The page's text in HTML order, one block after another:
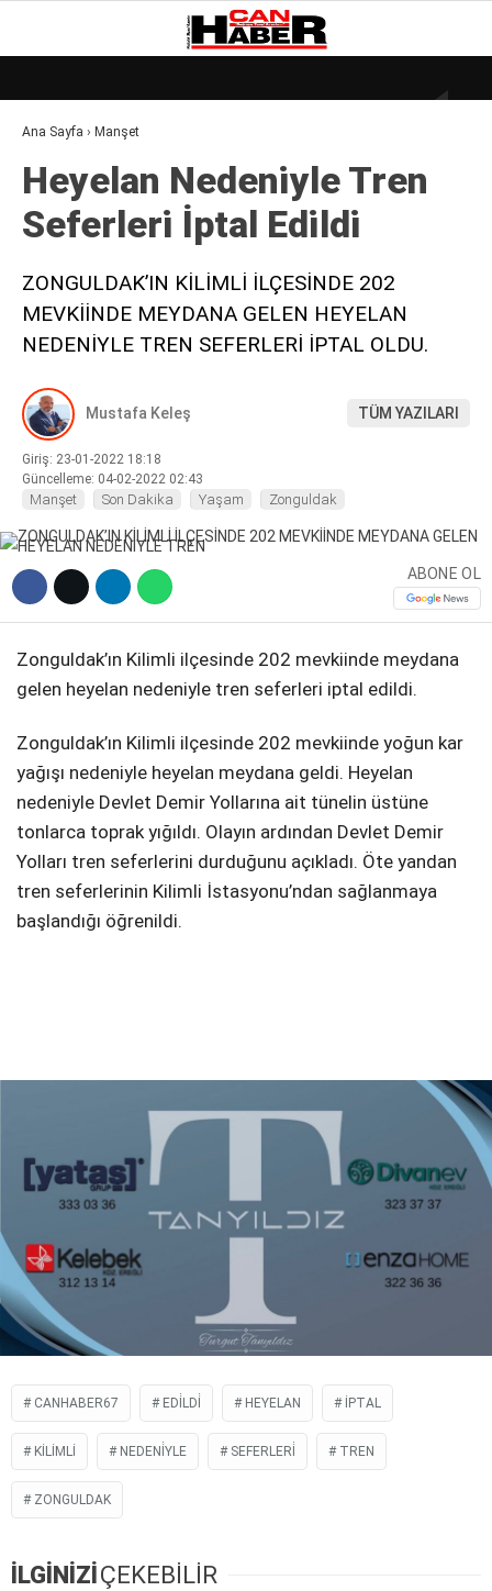
WhatsApp İhbar Hattı
Facebook
26°
GALERİ
DÜNYA
EKONOMI
KÜLÜR – SANAT
MAGAZIN
SAĞLIK
POLITIKA
ASAYIŞ
DIĞER
Ana Sayfa › Manşet
Heyelan Nedeni̇yle Tren
Seferleri̇ İptal Edi̇ldi̇
ZONGULDAK’IN KİLİMLİ İLÇESİNDE 202
MEVKİİNDE MEYDANA GELEN HEYELAN
NEDENİYLE TREN SEFERLERİ İPTAL OLDU.
Mustafa Keleş TÜM YAZILARI
Giriş: 23-01-2022 18:18
Güncelleme: 04-02-2022 02:43
Manşet Son Dakika Yaşam Zonguldak
ABONE OL
Zonguldak’ın Kilimli ilçesinde 202 mevkiinde meydana
gelen heyelan nedeniyle tren seferleri iptal edildi.
Zonguldak’ın Kilimli ilçesinde 202 mevkiinde yoğun kar
yağışı nedeniyle heyelan meydana geldi. Heyelan
nedeniyle Devlet Demir Yollarına ait tünelin üstüne
tonlarca toprak yığıldı. Olayın ardından Devlet Demir
Yolları tren seferlerini durduğunu açıkladı. Öte yandan
tren seferlerinin Kilimli İstasyonu’ndan sağlanmaya
başlandığı öğrenildi.
CANHABER67 EDİLDİ HEYELAN İPTAL
KILIMLI NEDENİYLE SEFERLERİ TREN
ZONGULDAK
İLGİNİZİÇEKEBİLİR